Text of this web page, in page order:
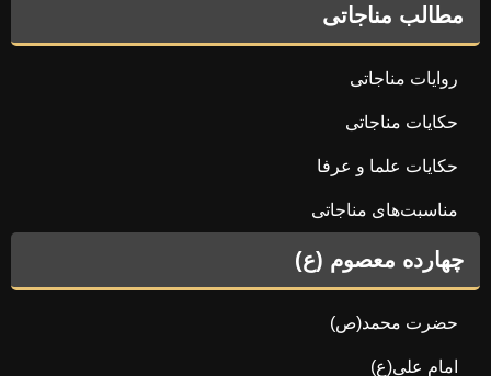
مطالب مناجاتی
روایات مناجاتی
حکایات مناجاتی
حکایات علما و عرفا
مناسبت‌های مناجاتی
چهارده معصوم (ع)
حضرت محمد(ص)
امام علی(ع)